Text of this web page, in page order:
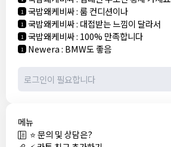
1 국밥왜케비싸:룸 컨디션이나
1 국밥왜케비싸: 대접받는 느낌이 달라서
1 국밥왜케비싸: 100% 만족합니다
1 Newera: BMW도 좋음
메뉴
⭐ 문의 및 상담은?